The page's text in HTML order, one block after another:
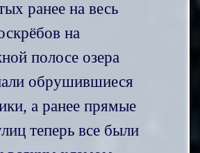
ранее на весь
на
полосе озера
обрушившиеся
а ранее прямые
теперь все были